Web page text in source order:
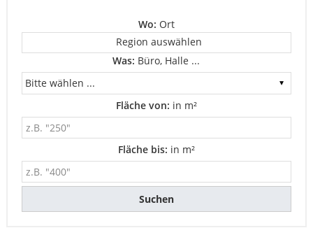
Wo: Ort
Region auswählen
Was: Büro, Halle ...
Fläche von: in m²
Fläche bis: in m²